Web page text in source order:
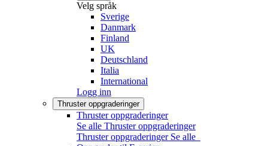
Velg språk
Sverige
Danmark
Finland
UK
Deutschland
Italia
International
Logg inn
Thruster oppgraderinger
Thruster oppgraderinger
Se alle Thruster oppgraderinger
Thruster oppgraderinger Se alle